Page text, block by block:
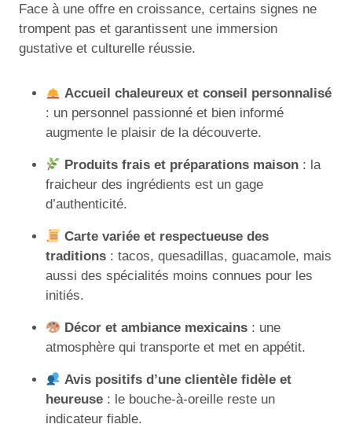
Face à une offre en croissance, certains signes ne
trompent pas et garantissent une immersion
gustative et culturelle réussie.
Accueil chaleureux et conseil personnalisé
: un personnel passionné et bien informé
augmente le plaisir de la découverte.
Produits frais et préparations maison : la
fraicheur des ingrédients est un gage
d’authenticité.
Carte variée et respectueuse des
traditions : tacos, quesadillas, guacamole, mais
aussi des spécialités moins connues pour les
initiés.
Décor et ambiance mexicains : une
atmosphère qui transporte et met en appétit.
Avis positifs d’une clientèle fidèle et
heureuse : le bouche-à-oreille reste un
indicateur fiable.